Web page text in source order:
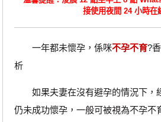
接使用夜間 24 小時在
一年都未懷孕，係咪不孕不育?
析
如果夫妻在沒有避孕的情況下，
仍未成功懷孕，一般可被視為不孕不